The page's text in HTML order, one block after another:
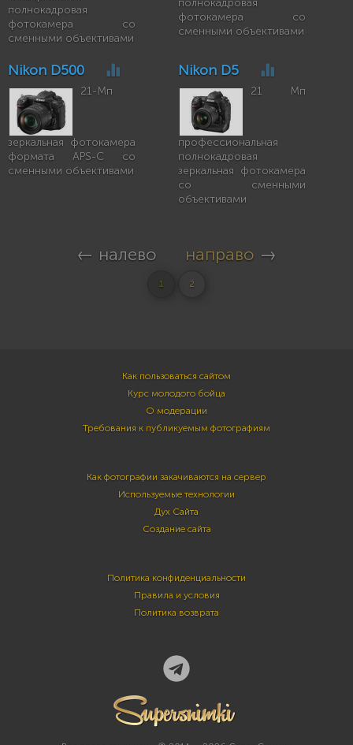
полнокадровая
фотокамера со
сменными объективами
фотокамера со
сменными объективами
Nikon D500
21-Мп
зеркальная фотокамера
формата APS-C со
сменными объективами
Nikon D5
21 Мп
профессиональная
полнокадровая
зеркальная фотокамера
со сменными
объективами
← налево направо →
1 2
Как пользоваться сайтом
Курс молодого бойца
О модерации
Требования к публикуемым фотографиям
Как фотографии закачиваются на сервер
Используемые технологии
Дух Сайта
Создание сайта
Политика конфиденциальности
Правила и условия
Политика возврата